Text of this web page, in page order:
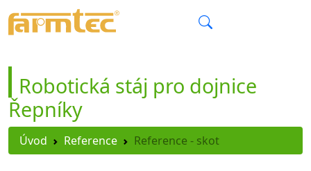
Robotická stáj pro dojnice
Řepníky
Úvod Reference Reference - skot